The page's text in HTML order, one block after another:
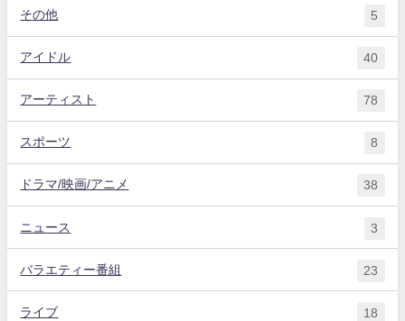
その他 5
アイドル 40
アーティスト 78
スポーツ 8
ドラマ/映画/アニメ 38
ニュース 3
バラエティー番組 23
ライブ 18